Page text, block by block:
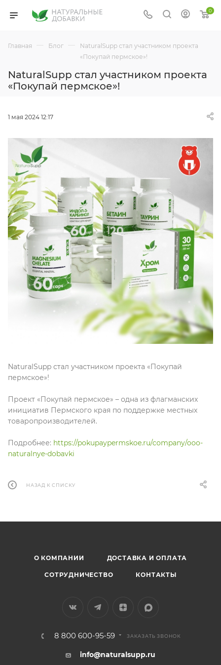
0
Главная — Блог —
NaturalSupp стал участником проекта
«Покупай пермское»!
NaturalSupp стал участником проекта
«Покупай пермское»!
1 мая 2024 12:17
NaturalSupp стал участником проекта «Покупай
пермское»!
Проект «Покупай пермское» – одна из флагманских
инициатив Пермского края по поддержке местных
товаропроизводителей.
Подробнее: https://pokupaypermskoe.ru/company/ooo-
naturalnye-dobavki
НАЗАД К СПИСКУ
О КОМПАНИИ ДОСТАВКА И ОПЛАТА
СОТРУДНИЧЕСТВО КОНТАКТЫ
8 800 600-95-59 ЗАКАЗАТЬ ЗВОНОК
info@naturalsupp.ru